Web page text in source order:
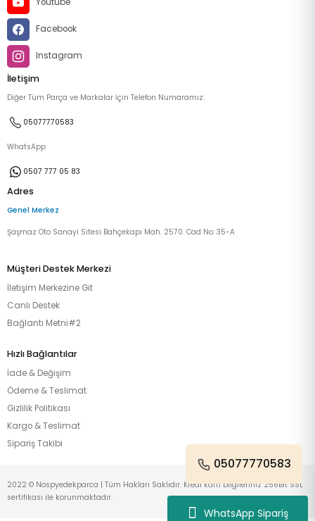
WhatsApp Sipariş
Youtube
Facebook
Instagram
İletişim
Diğer Tüm Parça ve Markalar İçin Telefon Numaramız:
05077770583
WhatsApp
0507 777 05 83
Adres
Genel Merkez
Şaşmaz Oto Sanayi Sitesi Bahçekapı Mah. 2570. Cad No: 35-A
Müşteri Destek Merkezi
İletişim Merkezine Git
Canlı Destek
Bağlantı Metni#2
Hızlı Bağlantılar
İade & Değişim
Ödeme & Teslimat
Gizlilik Politikası
Kargo & Teslimat
Sipariş Takibi
05077770583
2022 © Nospyedekparca | Tüm Hakları Saklıdır. Kredi kartı bilgileriniz 256Bit SSL
sertifikası ile korunmaktadır.